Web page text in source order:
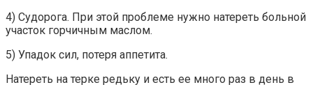
4) Судорога. При этой проблеме нужно натереть больной
участок горчичным маслом.
5) Упадок сил, потеря аппетита.
Натереть на терке редьку и есть ее много раз в день в